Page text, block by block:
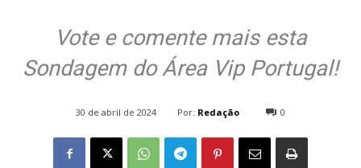
Vote e comente mais esta
Sondagem do Área Vip Portugal!
30 de abril de 2024 Por: Redação 0